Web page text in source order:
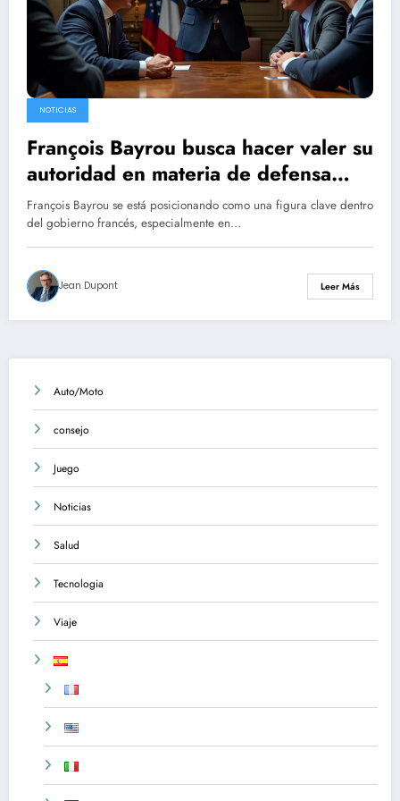
NOTICIAS
François Bayrou busca hacer valer su
autoridad en materia de defensa
contra Sébastien Lecornu
François Bayrou se está posicionando como una figura clave dentro
del gobierno francés, especialmente en…
Jean Dupont Leer Más
Auto/Moto
consejo
Juego
Noticias
Salud
Tecnologia
Viaje